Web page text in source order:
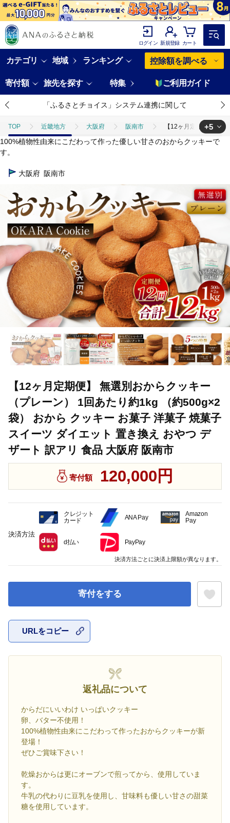
ログイン 新規登録 カート
カテゴリ 地域 ランキング 控除額を調べる
寄付額 旅先を探す 特集 ご利用ガイド
「ふるさとチョイス」システム連携に関して
TOP 近畿地方 大阪府 阪南市 【12ヶ月定期便】 無
TOP 定期便 【12ヶ月定期便】 無選別おからクッキー （プレー
【12ヶ月定期便】 無選別おからクッキー （
TOP パン・菓子類 洋菓子 【12ヶ月定期便】 無選別おから
TOP パン・菓子類 洋菓子 クッキー 【12ヶ月定期便
+5
100%植物性由来にこだわって作った優しい甘さのおからクッキーで
す。
大阪府 阪南市
【12ヶ月定期便】 無選別おからクッキー
（プレーン） 1回あたり約1kg （約500g×2
袋） おから クッキー お菓子 洋菓子 焼菓子
スイーツ ダイエット 置き換え おやつ デ
ザート 訳アリ 食品 大阪府 阪南市
寄付額 120,000円
寄付をする
URLをコピー
返礼品について
からだにいいわけ いっぱいクッキー
卵、バター不使用！
100%植物性由来にこだわって作ったおからクッキーが新
登場！
ぜひご賞味下さい！
乾燥おからは更にオーブンで煎ってから、使用していま
す。
牛乳の代わりに豆乳を使用し、甘味料も優しい甘さの甜菜
糖を使用しています。
決済方法
クレジット
カード
ANA Pay
Amazon
Pay
d払い PayPay
決済方法ごとに決済上限額が異なります。